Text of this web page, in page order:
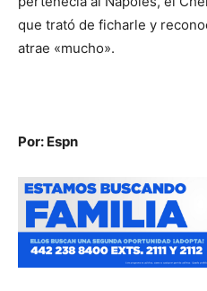
que trató de ficharle y
atrae «mucho».
Por: Espn